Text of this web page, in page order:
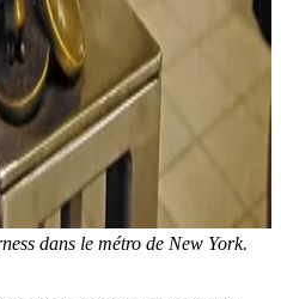
dans le métro de New York.